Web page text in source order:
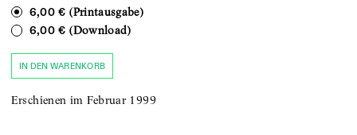
6,00 €(Printausgabe)
6,00 €(Download)
IN DEN WARENKORB
Erschienen im Februar 1999